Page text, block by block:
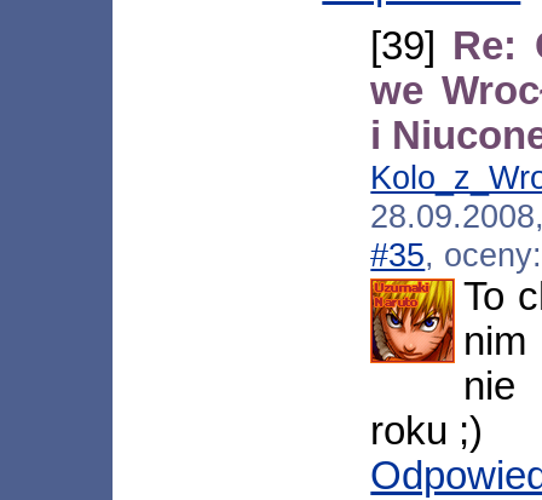
[39] Re:
we
i
#35,
To
nim
nie
roku ;)